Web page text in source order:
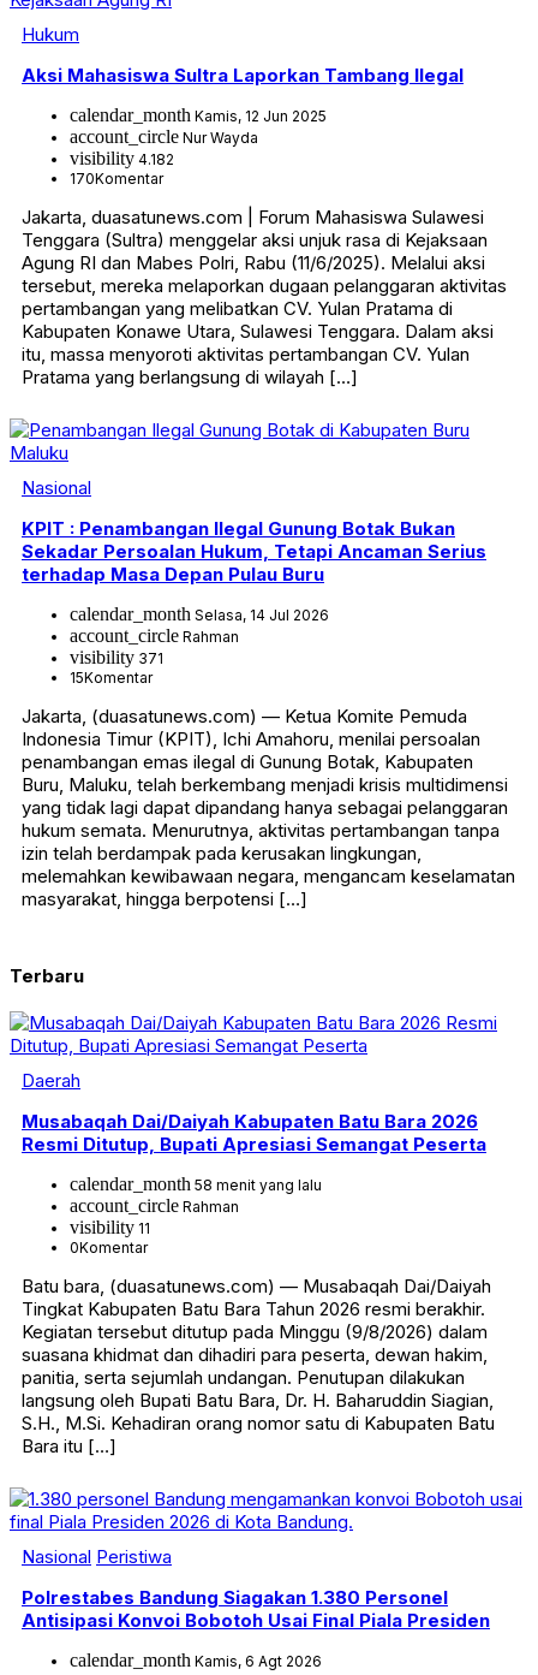
Hukum
Aksi Mahasiswa Sultra Laporkan Tambang Ilegal
calendar_month Kamis, 12 Jun 2025
account_circle Nur Wayda
visibility 4.182
170Komentar
Jakarta, duasatunews.com | Forum Mahasiswa Sulawesi
Tenggara (Sultra) menggelar aksi unjuk rasa di Kejaksaan
Agung RI dan Mabes Polri, Rabu (11/6/2025). Melalui aksi
tersebut, mereka melaporkan dugaan pelanggaran aktivitas
pertambangan yang melibatkan CV. Yulan Pratama di
Kabupaten Konawe Utara, Sulawesi Tenggara. Dalam aksi
itu, massa menyoroti aktivitas pertambangan CV. Yulan
Pratama yang berlangsung di wilayah […]
Nasional
KPIT : Penambangan Ilegal Gunung Botak Bukan
Sekadar Persoalan Hukum, Tetapi Ancaman Serius
terhadap Masa Depan Pulau Buru
calendar_month Selasa, 14 Jul 2026
account_circle Rahman
visibility 371
15Komentar
Jakarta, (duasatunews.com) — Ketua Komite Pemuda
Indonesia Timur (KPIT), Ichi Amahoru, menilai persoalan
penambangan emas ilegal di Gunung Botak, Kabupaten
Buru, Maluku, telah berkembang menjadi krisis multidimensi
yang tidak lagi dapat dipandang hanya sebagai pelanggaran
hukum semata. Menurutnya, aktivitas pertambangan tanpa
izin telah berdampak pada kerusakan lingkungan,
melemahkan kewibawaan negara, mengancam keselamatan
masyarakat, hingga berpotensi […]
Terbaru
Daerah
Musabaqah Dai/Daiyah Kabupaten Batu Bara 2026
Resmi Ditutup, Bupati Apresiasi Semangat Peserta
calendar_month 58 menit yang lalu
account_circle Rahman
visibility 11
0Komentar
Batu bara, (duasatunews.com) — Musabaqah Dai/Daiyah
Tingkat Kabupaten Batu Bara Tahun 2026 resmi berakhir.
Kegiatan tersebut ditutup pada Minggu (9/8/2026) dalam
suasana khidmat dan dihadiri para peserta, dewan hakim,
panitia, serta sejumlah undangan. Penutupan dilakukan
langsung oleh Bupati Batu Bara, Dr. H. Baharuddin Siagian,
S.H., M.Si. Kehadiran orang nomor satu di Kabupaten Batu
Bara itu […]
Nasional Peristiwa
Polrestabes Bandung Siagakan 1.380 Personel
Antisipasi Konvoi Bobotoh Usai Final Piala Presiden
calendar_month Kamis, 6 Agt 2026